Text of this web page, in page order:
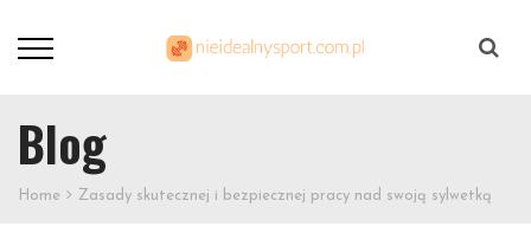
Blog
Home Zasady skutecznej i bezpiecznej pracy nad swoją sylwetką